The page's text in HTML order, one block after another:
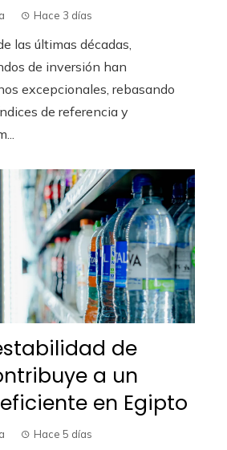
Hace 3 días
las últimas décadas,
de inversión han
excepcionales, rebasando
de referencia y
de
a un
en Egipto
Hace 5 días